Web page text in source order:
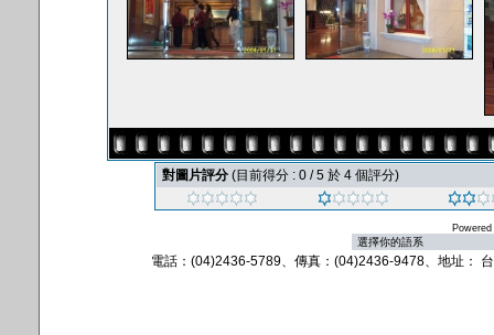
對圖片評分 (目前得分 : 0 / 5 於 4 個評分)
電話：(04)2436-5789、傳真：(04)2436-9478、地址：